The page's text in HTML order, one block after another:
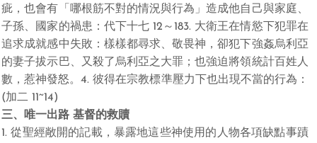
疵，也會有「哪根筋不對的情況與行為」造成他自己與家庭、
子孫、國家的禍患：代下十七 12～183. 大衛王在情慾下犯罪在
追求成就感中失敗：樣樣都尋求、敬畏神，卻犯下強姦烏利亞
的妻子拔示巴、又殺了烏利亞之大罪；也強迫將領統計百姓人
數，惹神發怒。4. 彼得在宗教標準壓力下也出現不當的行為：
(加二 11~14)
三、唯一出路 基督的救贖
1. 從聖經敞開的記載，暴露地這些神使用的人物各項缺點事蹟